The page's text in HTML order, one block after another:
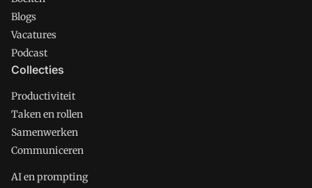
Blogs
Vacatures
Podcast
Collecties
Productiviteit
Taken en rollen
Samenwerken
Communiceren
AI en prompting